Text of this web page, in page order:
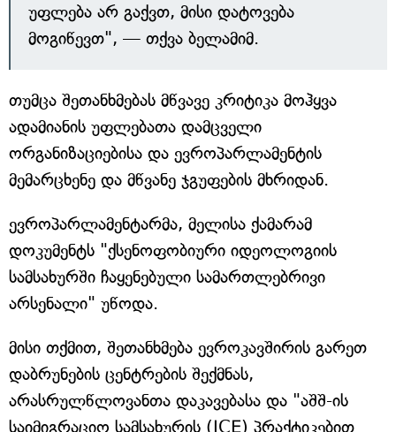
უფლება არ გაქვთ, მისი დატოვება
მოგიწევთ", — თქვა ბელამიმ.
თუმცა შეთანხმებას მწვავე კრიტიკა მოჰყვა
ადამიანის უფლებათა დამცველი
ორგანიზაციებისა და ევროპარლამენტის
მემარცხენე და მწვანე ჯგუფების მხრიდან.
ევროპარლამენტარმა, მელისა ქამარამ
დოკუმენტს "ქსენოფობიური იდეოლოგიის
სამსახურში ჩაყენებული სამართლებრივი
არსენალი" უწოდა.
მისი თქმით, შეთანხმება ევროკავშირის გარეთ
დაბრუნების ცენტრების შექმნას,
არასრულწლოვანთა დაკავებასა და "აშშ-ის
საიმიგრაციო სამსახურის (ICE) პრაქტიკებით